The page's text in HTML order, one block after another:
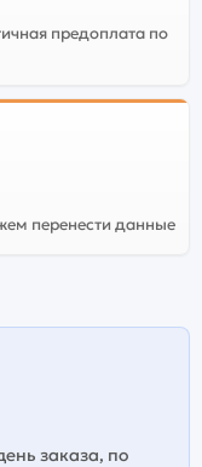
Sport Band S/M
Silver
версию — она
все
стоить
предоплата по
перенести данные
заказа, по